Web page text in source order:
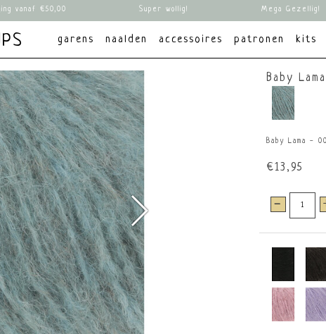
vanaf €50,00 Super wollig! Mega Gezellig!
garens naalden accessoires patronen kits
Baby
Baby Lama -
€13,95
-